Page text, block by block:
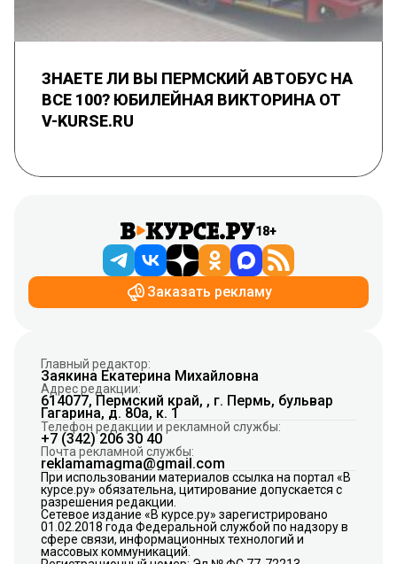
ЗНАЕТЕ ЛИ ВЫ ПЕРМСКИЙ АВТОБУС НА
ВСЕ 100? ЮБИЛЕЙНАЯ ВИКТОРИНА ОТ
V-KURSE.RU
18+
Заказать рекламу
Главный редактор:
Заякина Екатерина Михайловна
Адрес редакции:
614077, Пермский край, , г. Пермь, бульвар
Гагарина, д. 80а, к. 1
Телефон редакции и рекламной службы:
+7 (342) 206 30 40
Почта рекламной службы:
reklamamagma@gmail.com
При использовании материалов ссылка на портал «В
курсе.ру» обязательна, цитирование допускается с
разрешения редакции.
Сетевое издание «В курсе.ру» зарегистрировано
01.02.2018 года Федеральной службой по надзору в
сфере связи, информационных технологий и
массовых коммуникаций.